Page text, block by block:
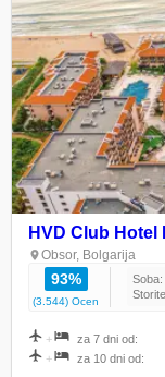
HVD Club Hotel
Obsor, Bolgarija
93%
(3.544) Ocen
Soba:
+ za 7 dni od:
+ za 10 dni od: